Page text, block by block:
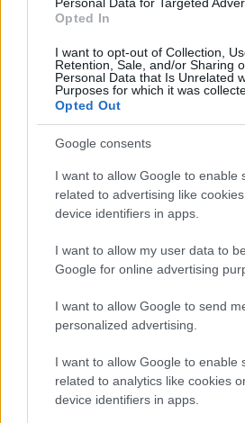
Opted In
I want to opt-out of Collection,
Retention, Sale, and/or Sharing
Personal Data that Is Unrelated
Purposes for which it was
Opted Out
Google consents
I want to allow Google to enable
related to advertising like
device identifiers in apps.
I want to allow my user data to
Google for online advertising
I want to allow Google to send
personalized advertising.
I want to allow Google to enable
related to analytics like cookies
device identifiers in apps.
Quienes somos
Últimas Noticias
Síguenos en Facebook
Actualidad.es es la gran fuente de
su ciudad.
la retirada del material que atenta contra
Copyright © 2024 | Actualidad.es -
- Numero REA 2729933 - Todos los